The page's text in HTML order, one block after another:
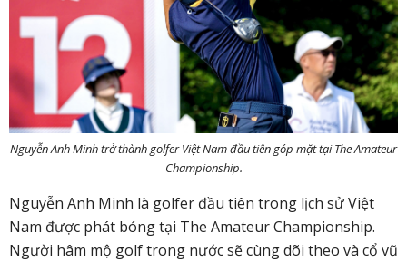
Nguyễn Anh Minh trở thành golfer Việt Nam đầu tiên góp mặt tại The Amateur
Championship.
Nguyễn Anh Minh là golfer đầu tiên trong lịch sử Việt
Nam được phát bóng tại The Amateur Championship.
Người hâm mộ golf trong nước sẽ cùng dõi theo và cổ vũ